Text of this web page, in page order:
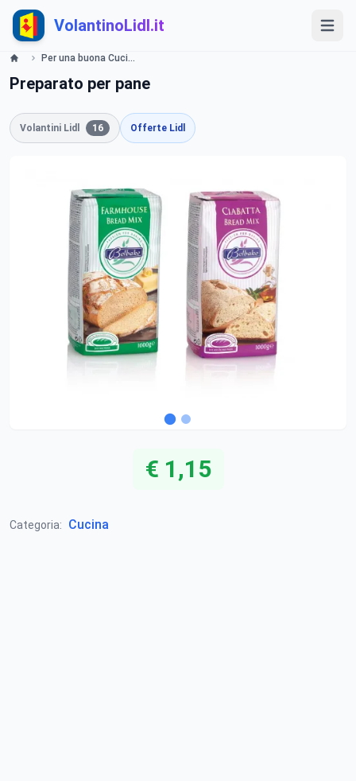
VolantinoLidl.it
Per una buona Cucina Offerte valide da lunedì 15 luglio 2019 Lidl
Preparato per pane
Volantini Lidl 16 Offerte Lidl
€ 1,15
Categoria: Cucina